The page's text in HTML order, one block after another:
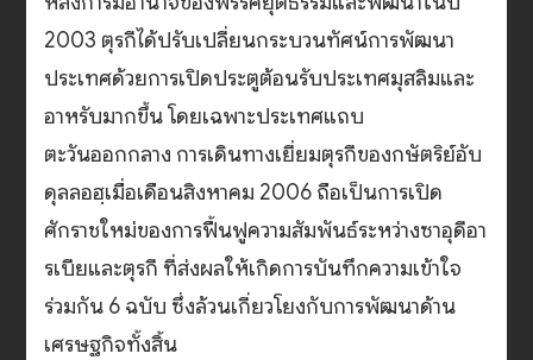
2003 ตุรกีได้ปรับเปลี่ยนกระบวนทัศน์การพัฒนา
ประเทศด้วยการเปิดประตูต้อนรับประเทศมุสลิมและ
อาหรับมากขึ้น โดยเฉพาะประเทศแถบ
ตะวันออกกลาง การเดินทางเยี่ยมตุรกีของกษัตริย์อับ
ดุลลอฮฺเมื่อเดือนสิงหาคม 2006 ถือเป็นการเปิด
ศักราชใหม่ของการฟื้นฟูความสัมพันธ์ระหว่างซาอุดีอา
รเบียและตุรกี ที่ส่งผลให้เกิดการบันทึกความเข้าใจ
ร่วมกัน 6 ฉบับ ซึ่งล้วนเกี่ยวโยงกับการพัฒนาด้าน
เศรษฐกิจทั้งสิ้น